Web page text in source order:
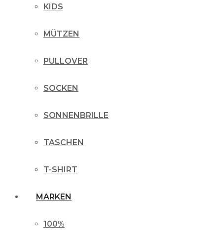
KIDS
MÜTZEN
PULLOVER
SOCKEN
SONNENBRILLE
TASCHEN
T-SHIRT
MARKEN
100%